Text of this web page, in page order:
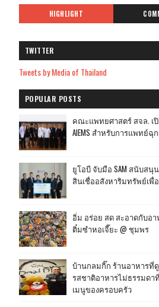
HIGHLIGHT
TWITTER
Tweets by Media of Thailand
POPULAR POSTS
คณะแพทยศาสตร์ สจล. เ
AIEMS สำหรับการแพทย์ฉุ
ยูโอบี จับมือ SAM สนับสนุ
สินเชื่ออสังหาริมทรัพย์เพื่
อิ่ม อร่อย สด สะอาดกับอา
ติ๋มซำหอเจี๊ยะ @ ชุมพร
บ้านกลมกิ๊ก ร้านอาหารที่
รสชาติอาหารไม่ธรรมดา
เมนูของครอบครัว